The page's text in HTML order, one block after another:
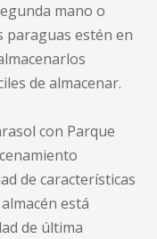
mano o
paraguas estén en
de almacenar.
con Parque
de características
está
de última